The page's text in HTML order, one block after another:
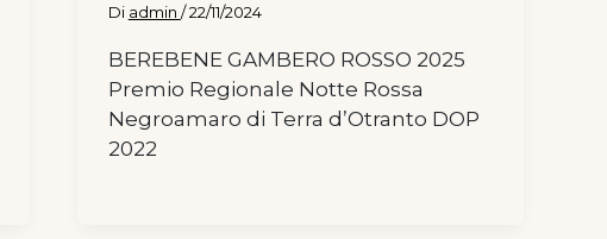
Di admin /22/11/2024
BEREBENE GAMBERO ROSSO 2025
Premio Regionale Notte Rossa
Negroamaro di Terra d’Otranto DOP
2022